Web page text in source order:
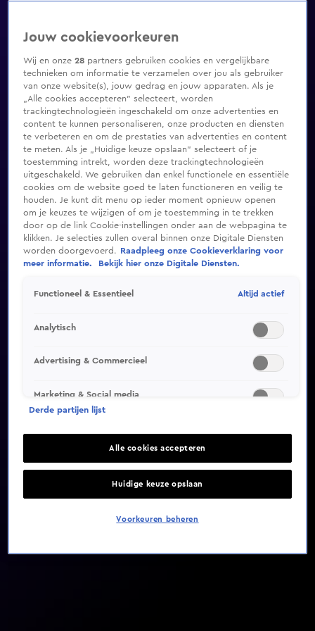
Video helaas niet gevonden
Jouw cookievoorkeuren
Wij en onze28 partners gebruiken cookies en vergelijkbare
technieken om informatie te verzamelen over jou als gebruiker
van onze website(s), jouw gedrag en jouw apparaten. Als je
„Alle cookies accepteren” selecteert, worden
trackingtechnologieën ingeschakeld om onze advertenties en
content te kunnen personaliseren, onze producten en diensten
te verbeteren en om de prestaties van advertenties en content
te meten. Als je „Huidige keuze opslaan” selecteert of je
toestemming intrekt, worden deze trackingtechnologieën
uitgeschakeld. We gebruiken dan enkel functionele en essentiële
cookies om de website goed te laten functioneren en veilig te
houden. Je kunt dit menu op ieder moment opnieuw openen
om je keuzes te wijzigen of om je toestemming in te trekken
door op de link Cookie-instellingen onder aan de webpagina te
klikken. Je selecties zullen overal binnen onze Digitale Diensten
worden doorgevoerd.
Raadpleeg onze Cookieverklaring voor
meer informatie.
Bekijk hier onze Digitale Diensten.
Functioneel & Essentieel Altijd actief
Analytisch
Advertising & Commercieel
Marketing & Social media
Derde partijen lijst
Alle cookies accepteren
Huidige keuze opslaan
Voorkeuren beheren